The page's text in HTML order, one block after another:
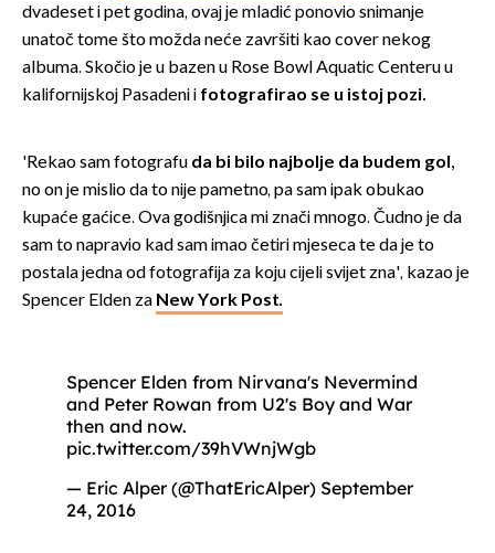
dvadeset i pet godina, ovaj je mladić ponovio snimanje
unatoč tome što možda neće završiti kao cover nekog
albuma. Skočio je u bazen u Rose Bowl Aquatic Centeru u
kalifornijskoj Pasadeni i fotografirao se u istoj pozi.
'Rekao sam fotografu da bi bilo najbolje da budem gol,
no on je mislio da to nije pametno, pa sam ipak obukao
kupaće gaćice. Ova godišnjica mi znači mnogo. Čudno je da
sam to napravio kad sam imao četiri mjeseca te da je to
postala jedna od fotografija za koju cijeli svijet zna', kazao je
Spencer Elden za New York Post.
Spencer Elden from Nirvana's Nevermind
and Peter Rowan from U2's Boy and War
then and now.
pic.twitter.com/39hVWnjWgb
— Eric Alper (@ThatEricAlper) September
24, 2016